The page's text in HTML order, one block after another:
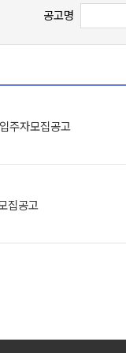
공고명
주자모집공고
집공고